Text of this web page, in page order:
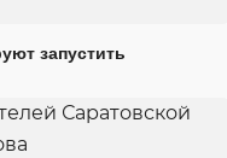
запустить